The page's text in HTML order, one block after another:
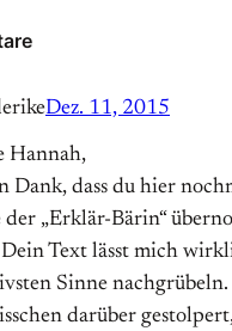
Dez. 11, 2015
Hannah,
Dank, dass du hier
der „Erklär-Bärin“
Dein Text lässt mich
Sinne
darüber